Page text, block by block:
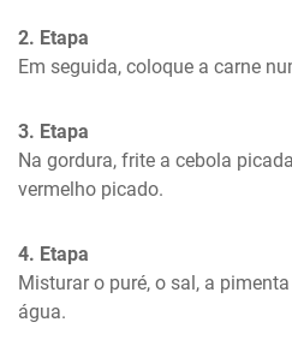
2. Etapa
Em seguida, coloque a carne
3. Etapa
Na gordura, frite a cebola
vermelho picado.
4. Etapa
Misturar o puré, o sal, a
água.